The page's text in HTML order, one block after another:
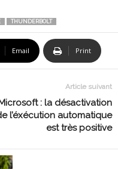
THUNDERBOLT
Email Print
Article suivant
: la désactivation
l’éxécution automatique
est très positive